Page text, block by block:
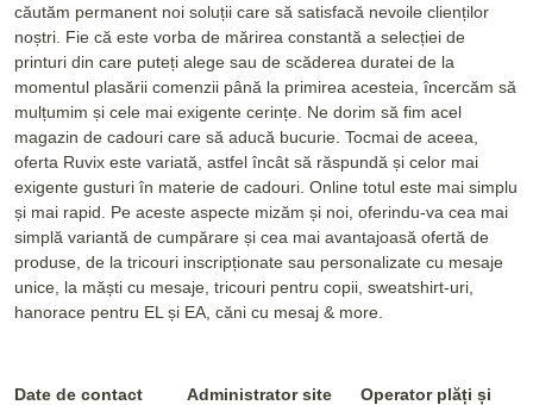
căutăm permanent noi soluții care să satisfacă nevoile clienților
noștri. Fie că este vorba de mărirea constantă a selecției de
printuri din care puteți alege sau de scăderea duratei de la
momentul plasării comenzii până la primirea acesteia, încercăm să
mulțumim și cele mai exigente cerințe. Ne dorim să fim acel
magazin de cadouri care să aducă bucurie. Tocmai de aceea,
oferta Ruvix este variată, astfel încât să răspundă și celor mai
exigente gusturi în materie de cadouri. Online totul este mai simplu
și mai rapid. Pe aceste aspecte mizăm și noi, oferindu-va cea mai
simplă variantă de cumpărare și cea mai avantajoasă ofertă de
produse, de la tricouri inscripționate sau personalizate cu mesaje
unice, la măști cu mesaje, tricouri pentru copii, sweatshirt-uri,
hanorace pentru EL și EA, căni cu mesaj & more.
Date de contact
Administrator site
Operator plăți și